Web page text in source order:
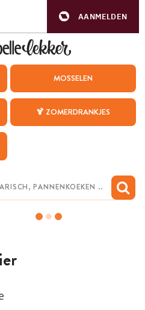
AANMELDEN
MOSSELEN
🍹 ZOMERDRANKJES